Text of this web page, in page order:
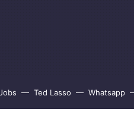
Ted Lasso Whatsapp